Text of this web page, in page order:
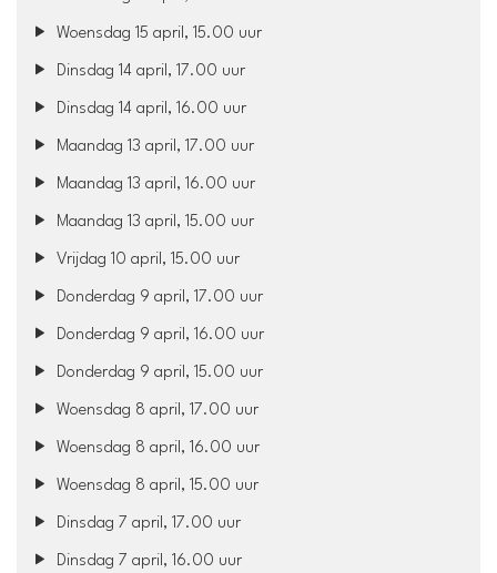
Woensdag 15 april, 15.00 uur
Dinsdag 14 april, 17.00 uur
Dinsdag 14 april, 16.00 uur
Maandag 13 april, 17.00 uur
Maandag 13 april, 16.00 uur
Maandag 13 april, 15.00 uur
Vrijdag 10 april, 15.00 uur
Donderdag 9 april, 17.00 uur
Donderdag 9 april, 16.00 uur
Donderdag 9 april, 15.00 uur
Woensdag 8 april, 17.00 uur
Woensdag 8 april, 16.00 uur
Woensdag 8 april, 15.00 uur
Dinsdag 7 april, 17.00 uur
Dinsdag 7 april, 16.00 uur